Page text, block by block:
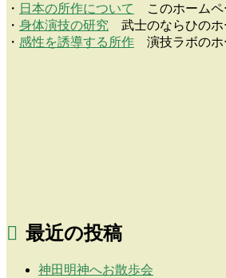
・ 日本の所作について
このホームペ
・ 身体演技の研究 武士のならひのホ
・ 感性を誘導する所作 演技ラボのホ
最近の投稿
神田明神へお散歩会